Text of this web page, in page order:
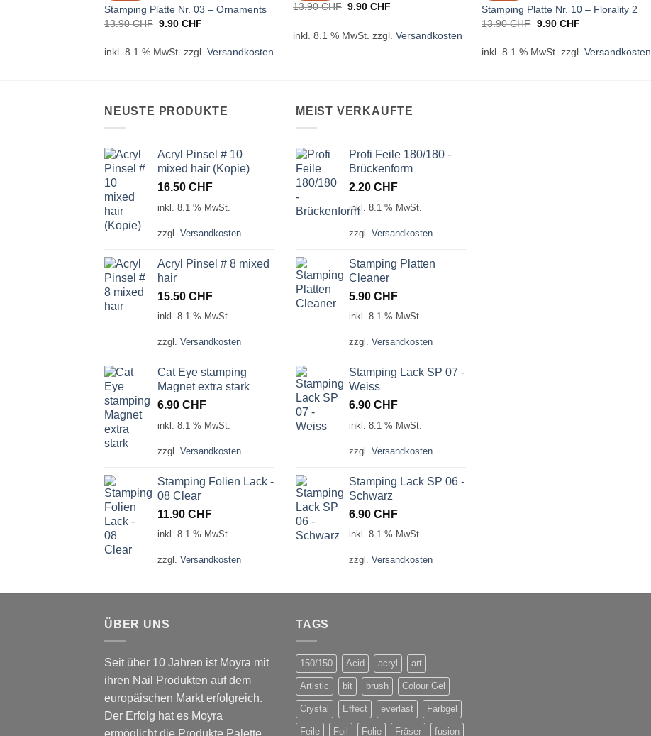
Stamping Platte Nr. 03 – Ornaments
13.90CHF Ursprünglicher
13.90 CHF
9.90CHF
9.90 CHF.
inkl. 8.1 % MwSt. zzgl. Versandkosten
13.90CHF Ursprünglicher
13.90 CHF
9.90CHF
9.90 CHF.
inkl. 8.1 % MwSt. zzgl.Versandkosten
Stamping Platte Nr. 10 – Florality 2
13.90CHF Ursprünglicher
13.90 CHF
9.90 CHFAktueller
9.90 CHF.
inkl. 8.1 % MwSt. zzgl.Versandkosten
NEUSTE PRODUKTE
Acryl Pinsel # 10
mixed hair (Kopie)
16.50 CHF
inkl. 8.1 % MwSt.
zzgl. Versandkosten
Acryl Pinsel # 8 mixed
hair
15.50 CHF
inkl. 8.1 % MwSt.
zzgl. Versandkosten
Cat Eye stamping
Magnet extra stark
6.90 CHF
inkl. 8.1 % MwSt.
zzgl. Versandkosten
Stamping Folien Lack -
08 Clear
11.90 CHF
inkl. 8.1 % MwSt.
zzgl. Versandkosten
MEIST VERKAUFTE
Profi Feile 180/180 -
Brückenform
2.20 CHF
inkl. 8.1 % MwSt.
zzgl. Versandkosten
Stamping Platten
Cleaner
5.90 CHF
inkl. 8.1 % MwSt.
zzgl. Versandkosten
Stamping Lack SP 07 -
Weiss
6.90 CHF
inkl. 8.1 % MwSt.
zzgl. Versandkosten
Stamping Lack SP 06 -
Schwarz
6.90 CHF
inkl. 8.1 % MwSt.
zzgl. Versandkosten
ÜBER UNS
Seit über 10 Jahren ist Moyra mit
ihren Nail Produkten auf dem
europäischen Markt erfolgreich.
Der Erfolg hat es Moyra
TAGS
150/150 Acid acryl art
Artistic bit brush Colour Gel
Crystal Effect everlast Farbgel
Feile Foil Folie Fräser fusion